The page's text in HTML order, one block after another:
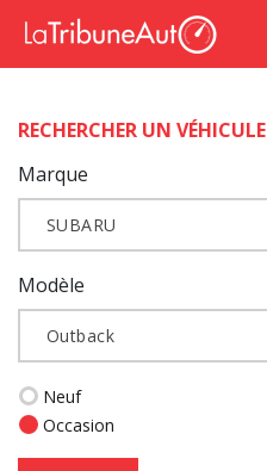
RECHERCHER UN VÉHICULE
Marque
SUBARU
Modèle
Outback
Neuf
Occasion